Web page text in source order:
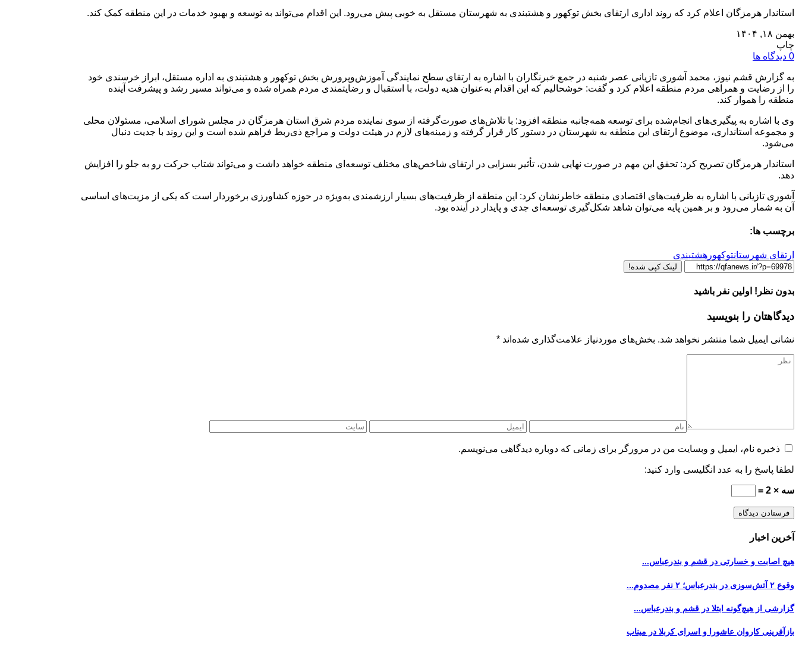
استاندار هرمزگان اعلام کرد که روند اداری ارتقای بخش توکهور و هشتبندی به شهرستان مستقل به خوبی پیش می‌رود. این اقدام می‌تواند به توسعه و بهبود خدمات در این منطقه کمک کند.
بهمن ۱۸, ۱۴۰۴
چاپ
0 دیدگاه ها
به گزارش قشم نیوز، محمد آشوری تازیانی عصر شنبه در جمع خبرنگاران با اشاره به ارتقای سطح نمایندگی آموزش‌وپرورش بخش توکهور و هشتبندی به اداره مستقل، ابراز خرسندی خود
را از رضایت و همراهی مردم منطقه اعلام کرد و گفت: خوشحالیم که این اقدام به‌عنوان هدیه دولت، با استقبال و رضایتمندی مردم همراه شده و می‌تواند مسیر رشد و پیشرفت آینده
منطقه را هموار کند.
وی با اشاره به پیگیری‌های انجام‌شده برای توسعه همه‌جانبه منطقه افزود: با تلاش‌های صورت‌گرفته از سوی نماینده مردم شرق استان هرمزگان در مجلس شورای اسلامی، مسئولان محلی
و مجموعه استانداری، موضوع ارتقای این منطقه به شهرستان در دستور کار قرار گرفته و زمینه‌های لازم در هیئت دولت و مراجع ذی‌ربط فراهم شده است و این روند با جدیت دنبال
می‌شود.
استاندار هرمزگان تصریح کرد: تحقق این مهم در صورت نهایی شدن، تأثیر بسزایی در ارتقای شاخص‌های مختلف توسعه‌ای منطقه خواهد داشت و می‌تواند شتاب حرکت رو به جلو را افزایش
دهد.
آشوری تازیانی با اشاره به ظرفیت‌های اقتصادی منطقه خاطرنشان کرد: این منطقه از ظرفیت‌های بسیار ارزشمندی به‌ویژه در حوزه کشاورزی برخوردار است که یکی از مزیت‌های اساسی
آن به شمار می‌رود و بر همین پایه می‌توان شاهد شکل‌گیری توسعه‌ای جدی و پایدار در آینده بود.
برچسب ها:
ارتقای شهرستانتوکهور هشتبندی
لینک کپی شده!
بدون نظر! اولین نفر باشید
دیدگاهتان را بنویسید
نشانی ایمیل شما منتشر نخواهد شد. بخش‌های موردنیاز علامت‌گذاری شده‌اند *
ذخیره نام، ایمیل و وبسایت من در مرورگر برای زمانی که دوباره دیدگاهی می‌نویسم.
لطفا پاسخ را به عدد انگلیسی وارد کنید:
سه × 2 =
آخرین اخبار
هیچ اصابت و خسارتی در قشم و بندرعباس...
وقوع ۲ آتش‌سوزی در بندرعباس؛ ۲ نفر مصدوم...
گزارشی از هیچ‌گونه ابتلا در قشم و بندرعباس...
بازآفرینی کاروان عاشورا و اسرای کربلا در میناب